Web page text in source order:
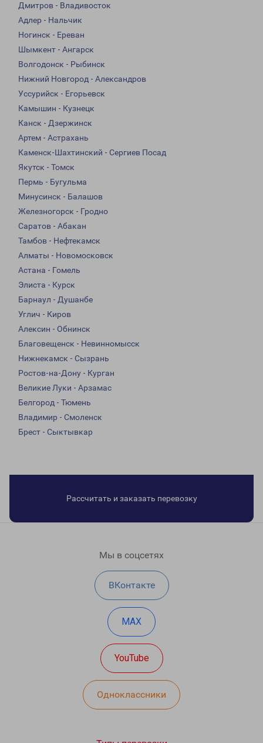
Дмитров - Владивосток
Адлер - Нальчик
Ногинск - Ереван
Шымкент - Ангарск
Волгодонск - Рыбинск
Нижний Новгород - Александров
Уссурийск - Егорьевск
Камышин - Кузнецк
Канск - Дзержинск
Артем - Астрахань
Каменск-Шахтинский - Сергиев Посад
Якутск - Томск
Пермь - Бугульма
Минусинск - Балашов
Железногорск - Гродно
Саратов - Абакан
Тамбов - Нефтекамск
Алматы - Новомосковск
Астана - Гомель
Элиста - Курск
Барнаул - Душанбе
Углич - Киров
Алексин - Обнинск
Благовещенск - Невинномысск
Нижнекамск - Сызрань
Ростов-на-Дону - Курган
Великие Луки - Арзамас
Белгород - Тюмень
Владимир - Смоленск
Брест - Сыктывкар
Рассчитать и заказать перевозку
Мы в соцсетях
ВКонтакте
MAX
YouTube
Одноклассники